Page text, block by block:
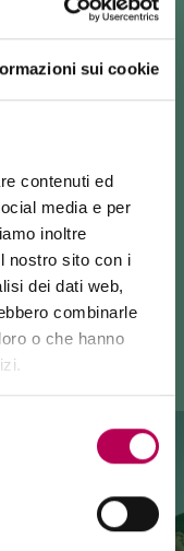
sui cookie
contenuti ed
media e per
inoltre
nostro sito con i
dei dati web,
combinarle
o che hanno
PER LAVORI
chiusa per lavori
via Ferrata
filtrando e
e preventivo